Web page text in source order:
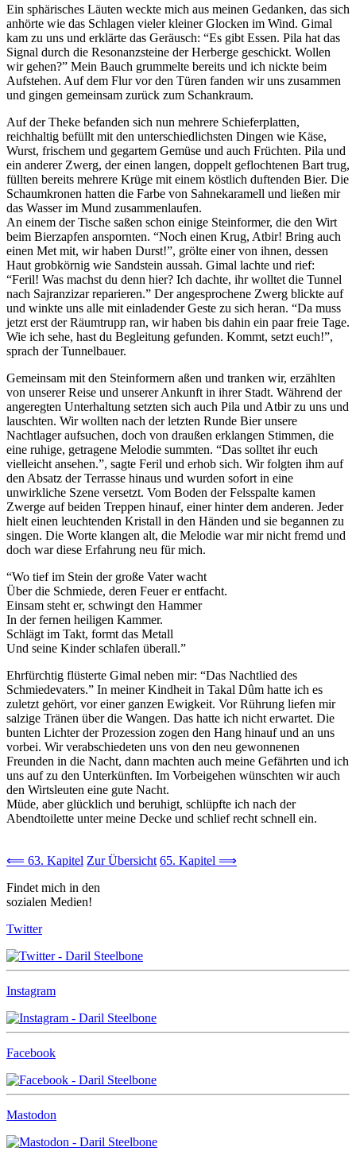
Ein sphärisches Läuten weckte mich aus meinen Gedanken, das sich
anhörte wie das Schlagen vieler kleiner Glocken im Wind. Gimal
kam zu uns und erklärte das Geräusch: “Es gibt Essen. Pila hat das
Signal durch die Resonanzsteine der Herberge geschickt. Wollen
wir gehen?” Mein Bauch grummelte bereits und ich nickte beim
Aufstehen. Auf dem Flur vor den Türen fanden wir uns zusammen
und gingen gemeinsam zurück zum Schankraum.
Auf der Theke befanden sich nun mehrere Schieferplatten,
reichhaltig befüllt mit den unterschiedlichsten Dingen wie Käse,
Wurst, frischem und gegartem Gemüse und auch Früchten. Pila und
ein anderer Zwerg, der einen langen, doppelt geflochtenen Bart trug,
füllten bereits mehrere Krüge mit einem köstlich duftenden Bier. Die
Schaumkronen hatten die Farbe von Sahnekaramell und ließen mir
das Wasser im Mund zusammenlaufen.
An einem der Tische saßen schon einige Steinformer, die den Wirt
beim Bierzapfen anspornten. “Noch einen Krug, Atbir! Bring auch
einen Met mit, wir haben Durst!”, grölte einer von ihnen, dessen
Haut grobkörnig wie Sandstein aussah. Gimal lachte und rief:
“Feril! Was machst du denn hier? Ich dachte, ihr wolltet die Tunnel
nach Sajranzizar reparieren.” Der angesprochene Zwerg blickte auf
und winkte uns alle mit einladender Geste zu sich heran. “Da muss
jetzt erst der Räumtrupp ran, wir haben bis dahin ein paar freie Tage.
Wie ich sehe, hast du Begleitung gefunden. Kommt, setzt euch!”,
sprach der Tunnelbauer.
Gemeinsam mit den Steinformern aßen und tranken wir, erzählten
von unserer Reise und unserer Ankunft in ihrer Stadt. Während der
angeregten Unterhaltung setzten sich auch Pila und Atbir zu uns und
lauschten. Wir wollten nach der letzten Runde Bier unsere
Nachtlager aufsuchen, doch von draußen erklangen Stimmen, die
eine ruhige, getragene Melodie summten. “Das solltet ihr euch
vielleicht ansehen.”, sagte Feril und erhob sich. Wir folgten ihm auf
den Absatz der Terrasse hinaus und wurden sofort in eine
unwirkliche Szene versetzt. Vom Boden der Felsspalte kamen
Zwerge auf beiden Treppen hinauf, einer hinter dem anderen. Jeder
hielt einen leuchtenden Kristall in den Händen und sie begannen zu
singen. Die Worte klangen alt, die Melodie war mir nicht fremd und
doch war diese Erfahrung neu für mich.
“Wo tief im Stein der große Vater wacht
Über die Schmiede, deren Feuer er entfacht.
Einsam steht er, schwingt den Hammer
In der fernen heiligen Kammer.
Schlägt im Takt, formt das Metall
Und seine Kinder schlafen überall.”
Ehrfürchtig flüsterte Gimal neben mir: “Das Nachtlied des
Schmiedevaters.” In meiner Kindheit in Takal Dûm hatte ich es
zuletzt gehört, vor einer ganzen Ewigkeit. Vor Rührung liefen mir
salzige Tränen über die Wangen. Das hatte ich nicht erwartet. Die
bunten Lichter der Prozession zogen den Hang hinauf und an uns
vorbei. Wir verabschiedeten uns von den neu gewonnenen
Freunden in die Nacht, dann machten auch meine Gefährten und ich
uns auf zu den Unterkünften. Im Vorbeigehen wünschten wir auch
den Wirtsleuten eine gute Nacht.
Müde, aber glücklich und beruhigt, schlüpfte ich nach der
Abendtoilette unter meine Decke und schlief recht schnell ein.
⟸ 63. Kapitel Zur Übersicht 65. Kapitel ⟹
Findet mich in den
sozialen Medien!
Twitter
Instagram
Facebook
Mastodon